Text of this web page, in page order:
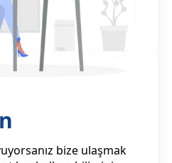
bize ulaşmak